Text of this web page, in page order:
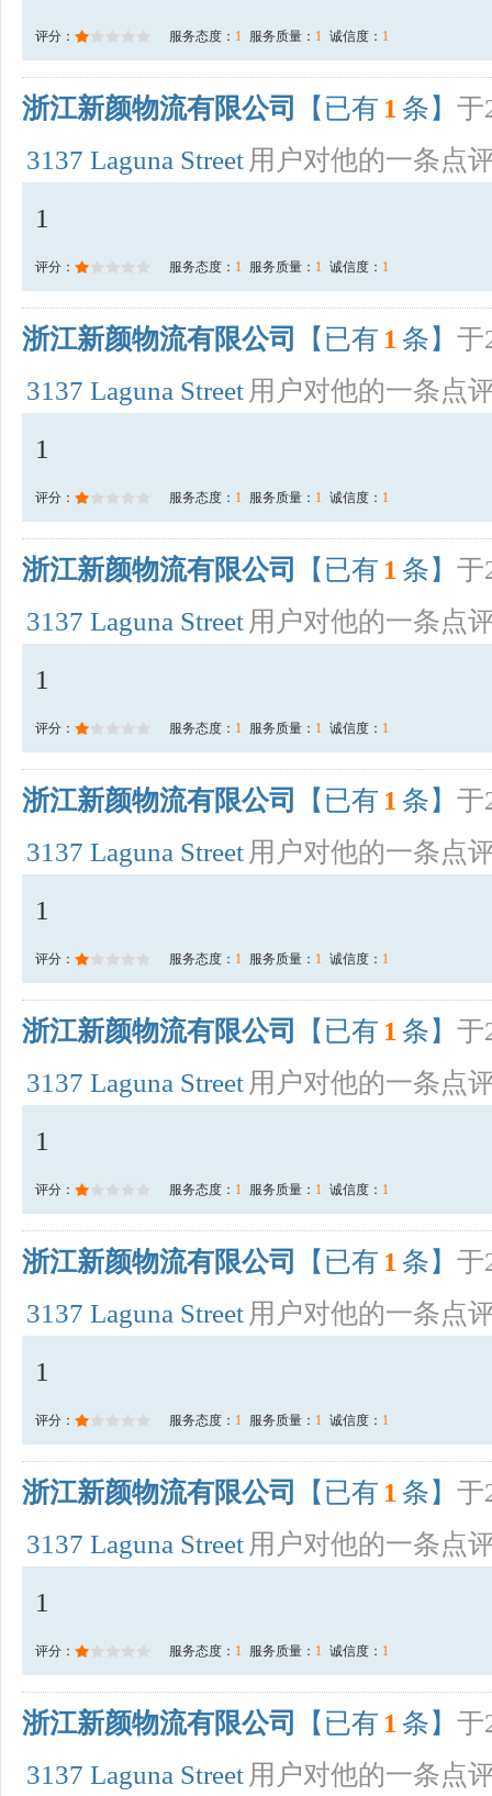
评分： 服务态度： 1 服务质量： 1 诚信度： 1
浙江新颜物流有限公司 【已有 1 条】 于
3137 Laguna Street 用户对他的一条点
1
评分： 服务态度： 1 服务质量： 1 诚信度： 1
浙江新颜物流有限公司 【已有 1 条】 于
3137 Laguna Street 用户对他的一条点
1
评分： 服务态度： 1 服务质量： 1 诚信度： 1
浙江新颜物流有限公司 【已有 1 条】 于
3137 Laguna Street 用户对他的一条点
1
评分： 服务态度： 1 服务质量： 1 诚信度： 1
浙江新颜物流有限公司 【已有 1 条】 于
3137 Laguna Street 用户对他的一条点
1
评分： 服务态度： 1 服务质量： 1 诚信度： 1
浙江新颜物流有限公司 【已有 1 条】 于
3137 Laguna Street 用户对他的一条点
1
评分： 服务态度： 1 服务质量： 1 诚信度： 1
浙江新颜物流有限公司 【已有 1 条】 于
3137 Laguna Street 用户对他的一条点
1
评分： 服务态度： 1 服务质量： 1 诚信度： 1
浙江新颜物流有限公司 【已有 1 条】 于
3137 Laguna Street 用户对他的一条点
1
评分： 服务态度： 1 服务质量： 1 诚信度： 1
浙江新颜物流有限公司 【已有 1 条】 于
3137 Laguna Street 用户对他的一条点